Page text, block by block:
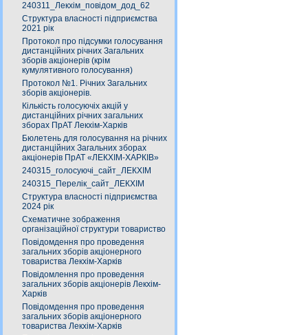
240311_Лекхім_повідом_дод_62
Структура власності підприємства
2021 рік
Протокол про підсумки голосування
дистанційних річних Загальних
зборів акціонерів (крім
кумулятивного голосування)
Протокол №1. Річних Загальних
зборів акціонерів.
Кількість голосуючіх акцій у
дистанційних річних загальних
зборах ПрАТ Лекхім-Харків
Бюлетень для голосування на річних
дистанційних Загальних зборах
акціонерів ПрАТ «ЛЕКХІМ-ХАРКІВ»
240315_голосуючі_сайт_ЛЕКХІМ
240315_Перелік_сайт_ЛЕКХІМ
Структура власності підприємства
2024 рік
Схематичне зображення
організаційної структури товариство
Повідомдення про проведення
загальних зборів акціонерного
товариства Лекхім-Харків
Повідомлення про проведення
загальних зборів акціонерів Лекхім-
Харків
Повідомдення про проведення
загальних зборів акціонерного
товариства Лекхім-Харків